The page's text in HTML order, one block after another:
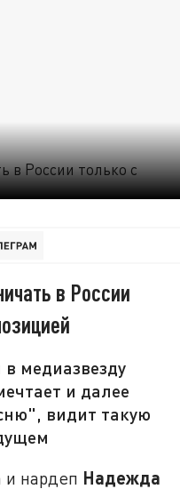
в России
медиазвезду
и далее
видит такую
и нардеп Надежда